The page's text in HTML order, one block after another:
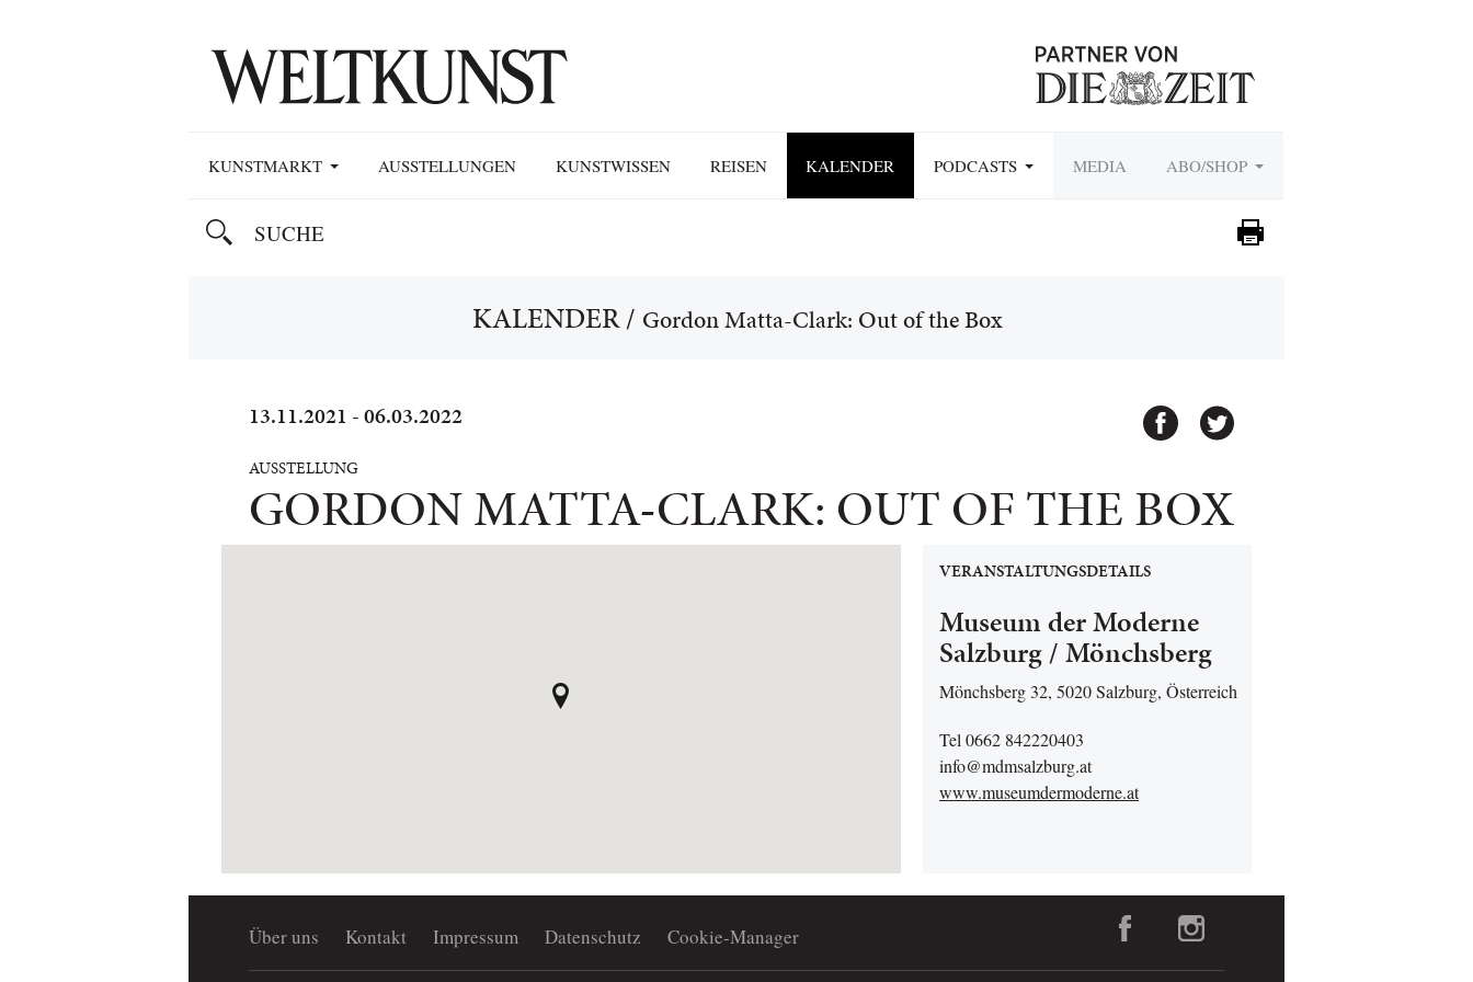
KUNSTMARKT AUSSTELLUNGEN KUNSTWISSEN REISEN KALENDER PODCASTS MEDIA ABO/SHOP
KALENDER/ Gordon Matta-Clark: Out of the Box
13.11.2021 - 06.03.2022
AUSSTELLUNG
GORDON MATTA-CLARK: OUT OF THE BOX
VERANSTALTUNGSDETAILS
Museum der Moderne
Salzburg / Mönchsberg
Mönchsberg 32, 5020 Salzburg, Österreich
Tel 0662 842220403
info@mdmsalzburg.at
www.museumdermoderne.at
Über uns Kontakt Impressum Datenschutz Cookie-Manager